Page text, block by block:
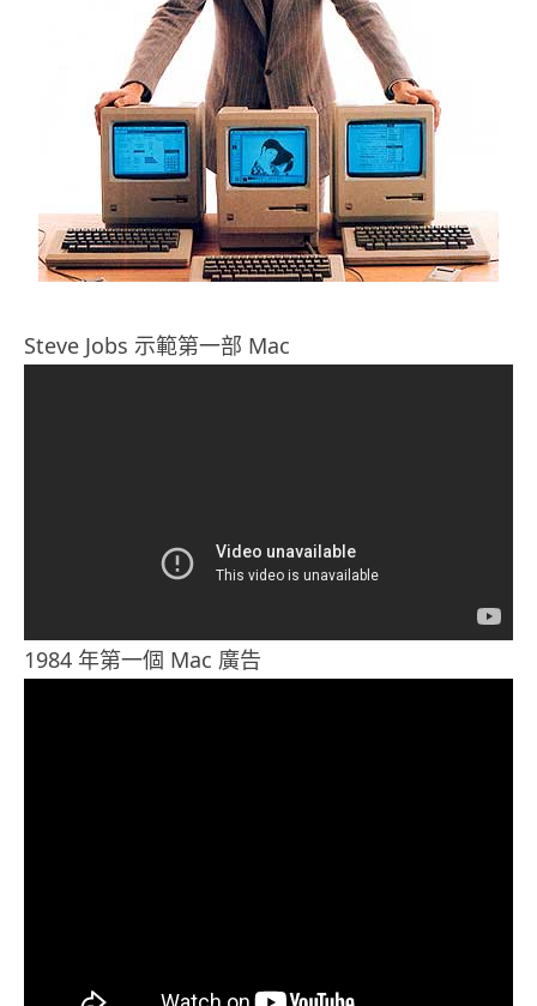
Steve Jobs 示範第一部 Mac
1984 年第一個 Mac 廣告